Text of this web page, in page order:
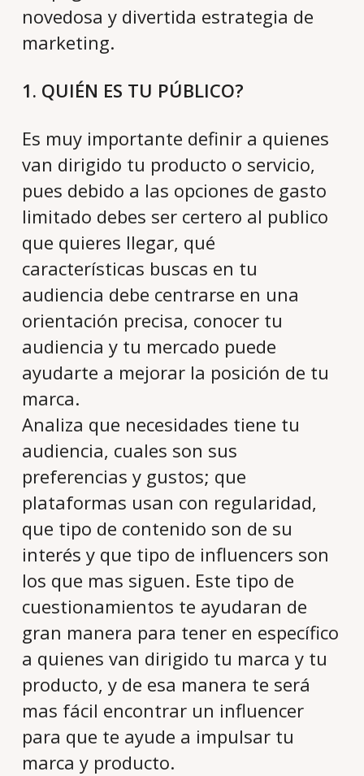
novedosa y divertida estrategia de
marketing.
1. QUIÉN ES TU PÚBLICO?
Es muy importante definir a quienes
van dirigido tu producto o servicio,
pues debido a las opciones de gasto
limitado debes ser certero al publico
que quieres llegar, qué
características buscas en tu
audiencia debe centrarse en una
orientación precisa, conocer tu
audiencia y tu mercado puede
ayudarte a mejorar la posición de tu
marca.
Analiza que necesidades tiene tu
audiencia, cuales son sus
preferencias y gustos; que
plataformas usan con regularidad,
que tipo de contenido son de su
interés y que tipo de influencers son
los que mas siguen. Este tipo de
cuestionamientos te ayudaran de
gran manera para tener en específico
a quienes van dirigido tu marca y tu
producto, y de esa manera te será
mas fácil encontrar un influencer
para que te ayude a impulsar tu
marca y producto.